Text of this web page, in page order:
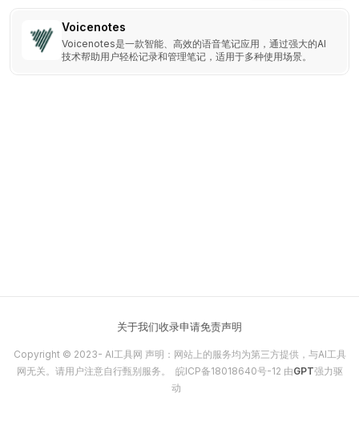
Voicenotes
Voicenotes是一款智能、高效的语音笔记应用，通过强大的AI
技术帮助用户轻松记录和管理笔记，适用于多种使用场景。
关于我们收录申请免责声明
Copyright © 2023- AI工具网 声明：网站上的服务均为第三方提供，与AI工具
网无关。请用户注意自行甄别服务。 皖ICP备18018640号-12 由GPT强力驱
动